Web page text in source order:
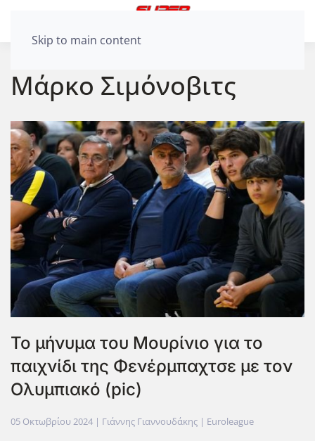
Skip to main content
Μάρκο Σιμόνοβιτς
Το μήνυμα του Μουρίνιο για το
παιχνίδι της Φενέρμπαχτσε με τον
Ολυμπιακό (pic)
05 Οκτωβρίου 2024 | Γιάννης Γιαννουδάκης | Euroleague